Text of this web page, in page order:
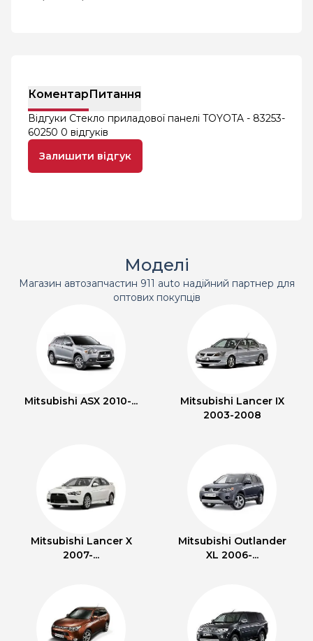
КоментарПитання
Відгуки Стекло приладової панелі TOYOTA - 83253-
60250 0 відгуків
Залишити відгук
Моделі
Магазин автозапчастин 911 auto надійний партнер для
оптових покупців
Mitsubishi ASX 2010-...
Mitsubishi Lancer IX
2003-2008
Mitsubishi Lancer X
2007-...
Mitsubishi Outlander
XL 2006-...